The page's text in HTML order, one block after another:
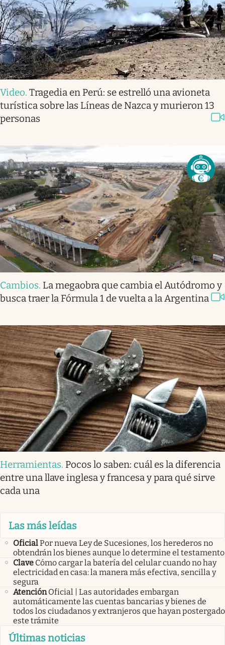
Video. Tragedia en Perú: se estrelló una avioneta
turística sobre las Líneas de Nazca y murieron 13
personas
Cambios. La megaobra que cambia el Autódromo y
busca traer la Fórmula 1 de vuelta a la Argentina
Herramientas. Pocos lo saben: cuál es la diferencia
entre una llave inglesa y francesa y para qué sirve
cada una
Las más leídas
OficialPor nueva Ley de Sucesiones, los herederos no
obtendrán los bienes aunque lo determine el testamento
Clave Cómo cargar la batería del celular cuando no hay
electricidad en casa: la manera más efectiva, sencilla y
segura
Atención Oficial | Las autoridades embargan
automáticamente las cuentas bancarias y bienes de
todos los ciudadanos y extranjeros que hayan postergado
este trámite
Últimas noticias